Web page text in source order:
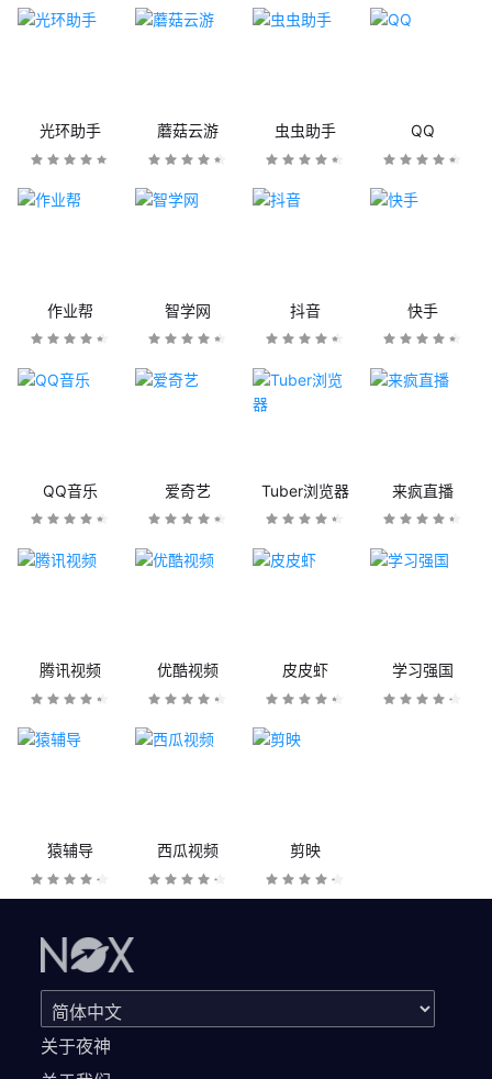
光环助手 蘑菇云游 虫虫助手 QQ
作业帮 智学网 抖音 快手
QQ音乐 爱奇艺 Tuber浏览器 来疯直播
腾讯视频 优酷视频 皮皮虾 学习强国
猿辅导 西瓜视频 剪映
关于夜神